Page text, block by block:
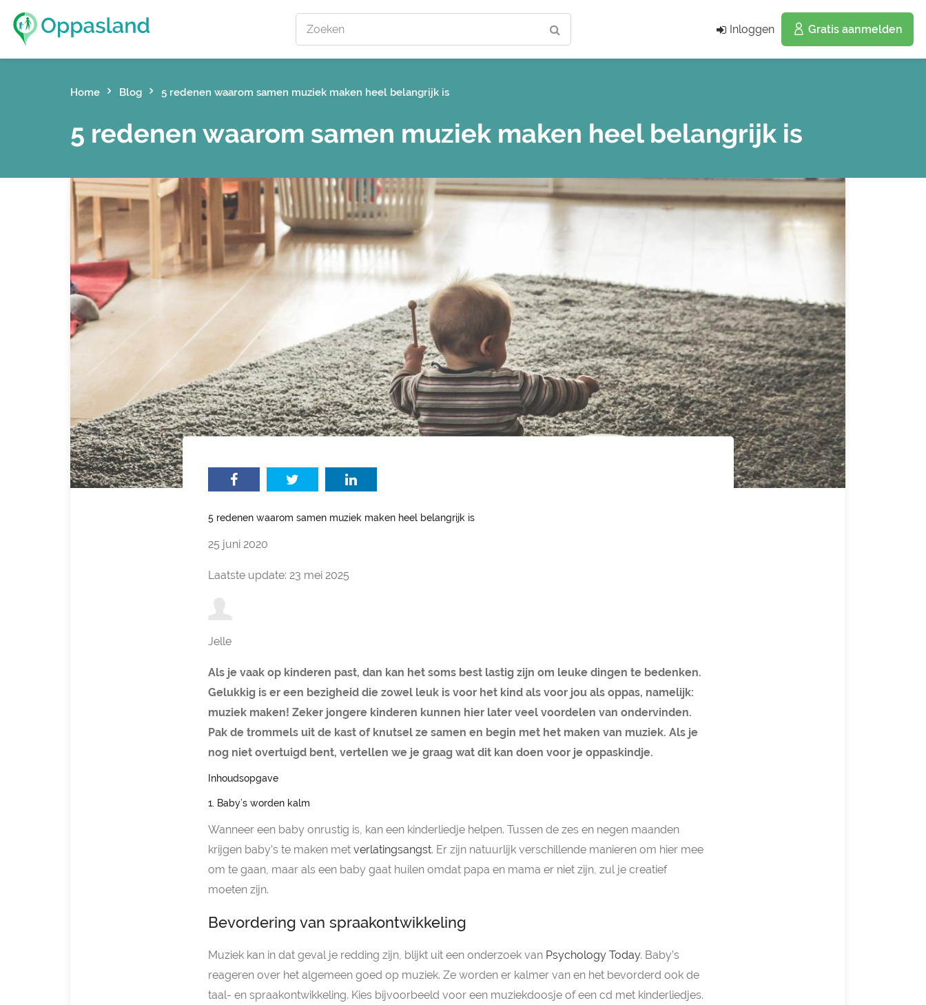
Zoeken Inloggen Gratis aanmelden
Home Blog 5 redenen waarom samen muziek maken heel belangrijk is
5 redenen waarom samen muziek maken heel belangrijk is
5 redenen waarom samen muziek maken heel belangrijk is
25 juni 2020
Laatste update: 23 mei 2025
Jelle
Als je vaak op kinderen past, dan kan het soms best lastig zijn om leuke dingen te bedenken.
Gelukkig is er een bezigheid die zowel leuk is voor het kind als voor jou als oppas, namelijk:
muziek maken! Zeker jongere kinderen kunnen hier later veel voordelen van ondervinden.
Pak de trommels uit de kast of knutsel ze samen en begin met het maken van muziek. Als je
nog niet overtuigd bent, vertellen we je graag wat dit kan doen voor je oppaskindje.
Inhoudsopgave
1. Baby’s worden kalm
Wanneer een baby onrustig is, kan een kinderliedje helpen. Tussen de zes en negen maanden
krijgen baby’s te maken met verlatingsangst. Er zijn natuurlijk verschillende manieren om hier mee
om te gaan, maar als een baby gaat huilen omdat papa en mama er niet zijn, zul je creatief
moeten zijn.
Bevordering van spraakontwikkeling
Muziek kan in dat geval je redding zijn, blijkt uit een onderzoek van Psychology Today. Baby’s
reageren over het algemeen goed op muziek. Ze worden er kalmer van en het bevorderd ook de
taal- en spraakontwikkeling. Kies bijvoorbeeld voor een muziekdoosje of een cd met kinderliedjes.